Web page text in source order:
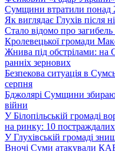
Сумщини втратили понад
Як виглядає Глухів після
Стало відомо про
Кролевецької громади
Жнива під обстрілами: на
ранніх зернових
Безпекова ситуація в
серпня
Бджолярі Сумщини
війни
У Білопільській громаді
на ринку: 10 постраждалих
У Глухівській громаді
Вночі Суми атакували